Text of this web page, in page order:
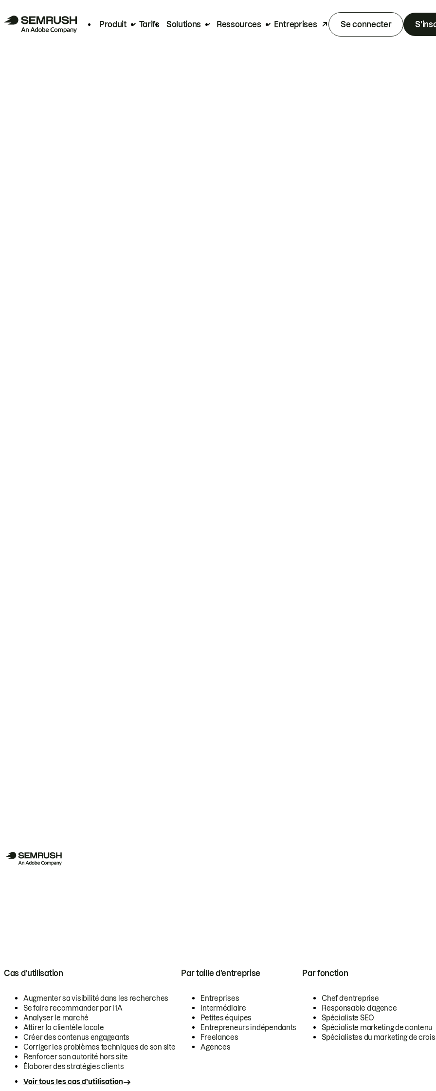
Produit Tarifs Solutions Ressources Entreprises Se connecter
Cas d’utilisation
Augmenter sa visibilité dans les recherches
Se faire recommander par l’IA
Analyser le marché
Attirer la clientèle locale
Créer des contenus engageants
Corriger les problèmes techniques de son site
Renforcer son autorité hors site
Élaborer des stratégies clients
Voir tous les cas d’utilisation
Par taille d’entreprise
Entreprises
Intermédiaire
Petites équipes
Entrepreneurs indépendants
Freelances
Agences
Par fonction
Chef d’entreprise
Responsable d’agence
Spécialiste SEO
Spécialiste marketing de contenu
Spécialistes du marketing de